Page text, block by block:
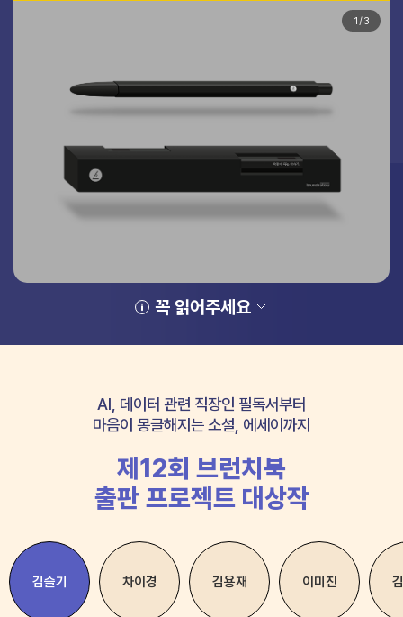
1 /3
꼭 읽어주세요
AI, 데이터 관련 직장인 필독서부터
마음이 몽글해지는 소설, 에세이까지
제12회 브런치북
출판 프로젝트 대상작
김슬기 차이경 김용재 이미진